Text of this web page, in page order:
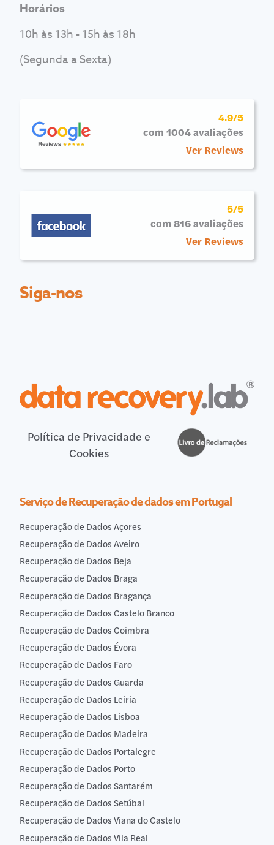
Horários
10h às 13h - 15h às 18h
(Segunda a Sexta)
4.9/5
com 1004 avaliações
Ver Reviews
5/5
com 816 avaliações
Ver Reviews
Siga-nos
Política de Privacidade e
Cookies
Serviço de Recuperação de dados em Portugal
Recuperação de Dados Açores
Recuperação de Dados Aveiro
Recuperação de Dados Beja
Recuperação de Dados Braga
Recuperação de Dados Bragança
Recuperação de Dados Castelo Branco
Recuperação de Dados Coimbra
Recuperação de Dados Évora
Recuperação de Dados Faro
Recuperação de Dados Guarda
Recuperação de Dados Leiria
Recuperação de Dados Lisboa
Recuperação de Dados Madeira
Recuperação de Dados Portalegre
Recuperação de Dados Porto
Recuperação de Dados Santarém
Recuperação de Dados Setúbal
Recuperação de Dados Viana do Castelo
Recuperação de Dados Vila Real